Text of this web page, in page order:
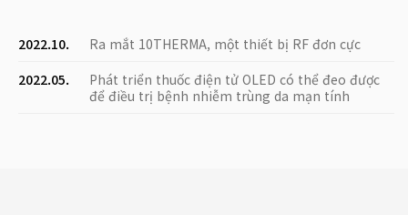
2022.10.
Ra mắt 10THERMA, một thiết bị RF đơn cực
2022.05.
Phát triển thuốc điện tử OLED có thể đeo được
để điều trị bệnh nhiễm trùng da mạn tính